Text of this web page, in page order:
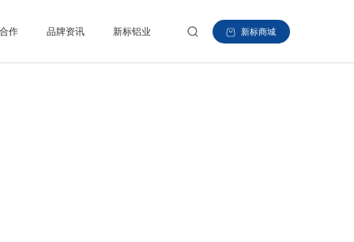
新标商城
作 品牌资讯 新标铝业